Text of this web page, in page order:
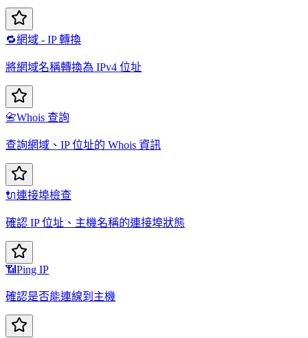
🔁網域 - IP 轉換
將網域名稱轉換為 IPv4 位址
📇Whois 查詢
查詢網域、IP 位址的 Whois 資訊
🔌連接埠檢查
確認 IP 位址、主機名稱的連接埠狀態
📶 Ping IP
確認是否能連線到主機